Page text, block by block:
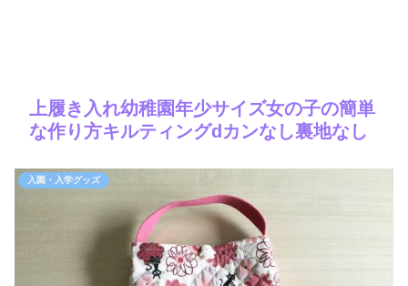
上履き入れ幼稚園年少サイズ女の子の簡単
な作り方キルティングdカンなし裏地なし
入園・入学グッズ